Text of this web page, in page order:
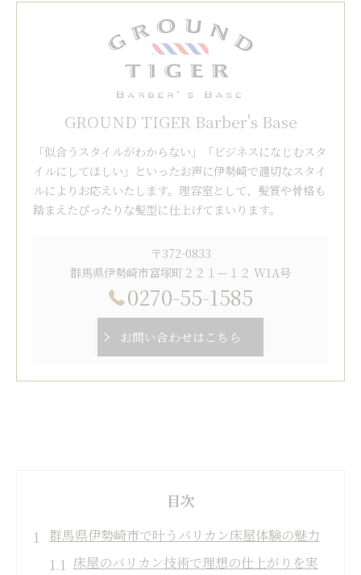
GROUND TIGER Barber's Base
「似合うスタイルがわからない」「ビジネスになじむスタ
イルにしてほしい」といったお声に伊勢崎で適切なスタイ
ルによりお応えいたします。理容室として、髪質や骨格も
踏まえたぴったりな髪型に仕上げてまいります。
〒372-0833
群馬県伊勢崎市富塚町２２１ー１２ W1A号
0270-55-1585
お問い合わせはこちら
目次
群馬県伊勢崎市で叶うバリカン床屋体験の魅力
床屋のバリカン技術で理想の仕上がりを実